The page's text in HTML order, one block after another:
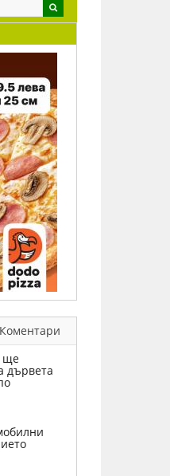
Коментари
ще
дървета